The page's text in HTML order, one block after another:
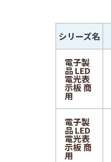
シリーズ名
電子製
品 LED
電光表
示板 商
用
電子製
品 LED
電光表
示板 商
用